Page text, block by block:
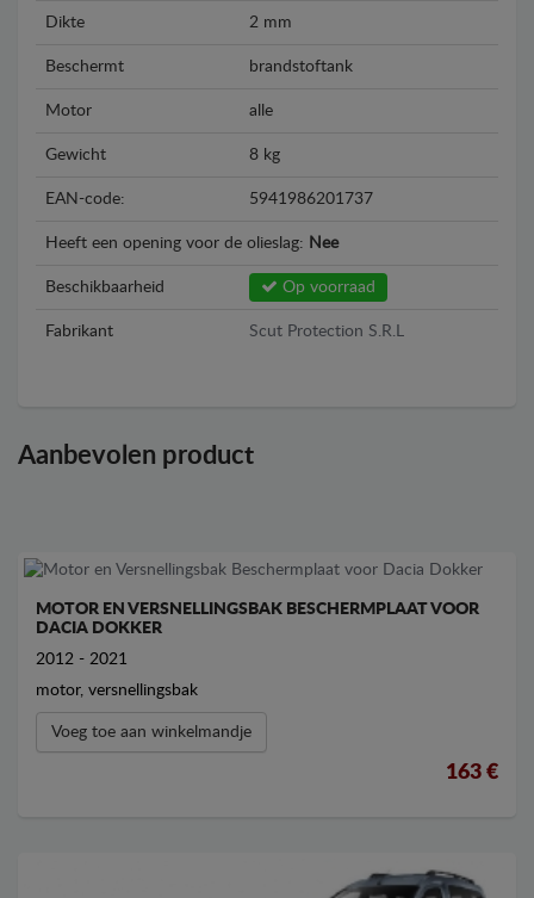
Dikte 2 mm
Beschermt brandstoftank
Motor alle
Gewicht 8 kg
EAN-code: 5941986201737
Heeft een opening voor de olieslag: Nee
Beschikbaarheid Op voorraad
Fabrikant Scut Protection S.R.L
Aanbevolen product
MOTOR EN VERSNELLINGSBAK BESCHERMPLAAT VOOR
DACIA DOKKER
2012 - 2021
motor, versnellingsbak
Voeg toe aan winkelmandje
163 €